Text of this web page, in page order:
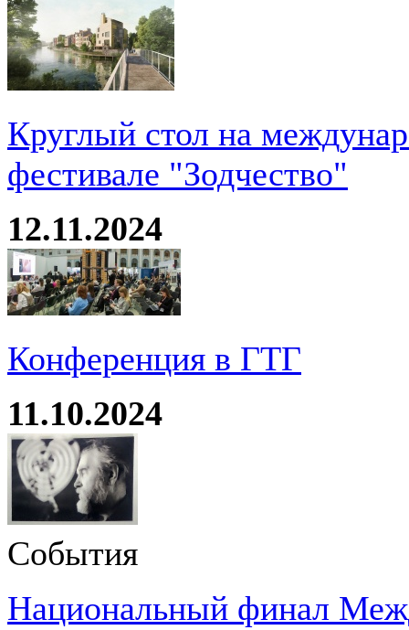
Круглый стол на
фестивале "Зодчество"
12.11.2024
Конференция в ГТГ
11.10.2024
События
Национальный финал